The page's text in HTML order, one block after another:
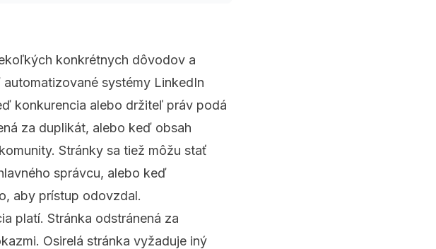
konkrétnych dôvodov a
systémy LinkedIn
konkurencia alebo držiteľ práv podá
za duplikát, alebo keď obsah
Stránky sa tiež môžu stať
správcu, alebo keď
aby prístup odovzdal.
platí. Stránka odstránená za
Osirelá stránka vyžaduje iný